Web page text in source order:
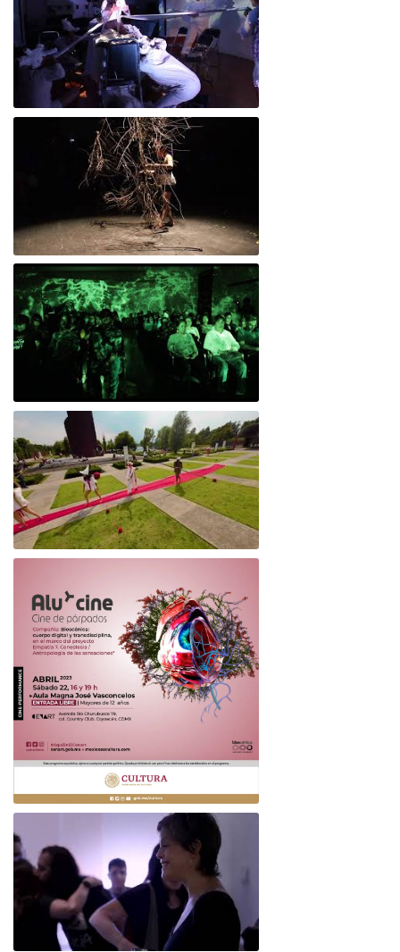
Memoria Colectiva - Teaser
Empatía 7 Cenestesia
Alu*Cine/ Cine de párpados - Museo
Nacional de las Culturas del Mundo
ORIGÉNESIS- Museo Chinampaxóchitl
Alu*Cine o Cine de Párpados